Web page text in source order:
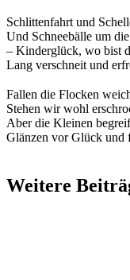
Schlittenfahrt und
Und Schneebälle um
– Kinderglück, wo bist
Lang verschneit und
Fallen die Flocken
Stehen wir wohl
Aber die Kleinen
Glänzen vor Glück und
Weitere